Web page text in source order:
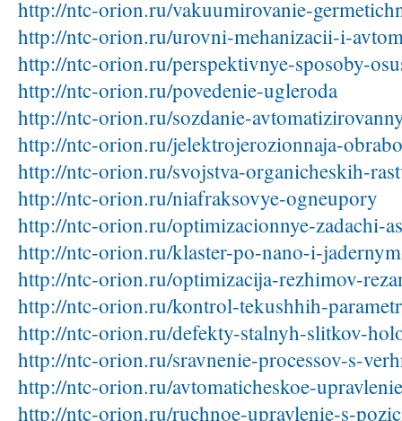
http://ntc-orion.ru/vakuumirovanie-
http://ntc-orion.ru/urovni-mehanizacii-i-
http://ntc-orion.ru/perspektivnye-sposoby-
http://ntc-orion.ru/povedenie-ugleroda
http://ntc-orion.ru/sozdanie-
http://ntc-orion.ru/jelektrojerozionnaja-
http://ntc-orion.ru/svojstva-organicheskih-
http://ntc-orion.ru/niafraksovye-ogneupory
http://ntc-orion.ru/optimizacionnye-zadachi-
http://ntc-orion.ru/klaster-po-nano-i-
http://ntc-orion.ru/optimizacija-rezhimov-
http://ntc-orion.ru/kontrol-tekushhih-
http://ntc-orion.ru/defekty-stalnyh-slitkov-
http://ntc-orion.ru/sravnenie-processov-s-
http://ntc-orion.ru/avtomaticheskoe-
http://ntc-orion.ru/ruchnoe-upravlenie-s-